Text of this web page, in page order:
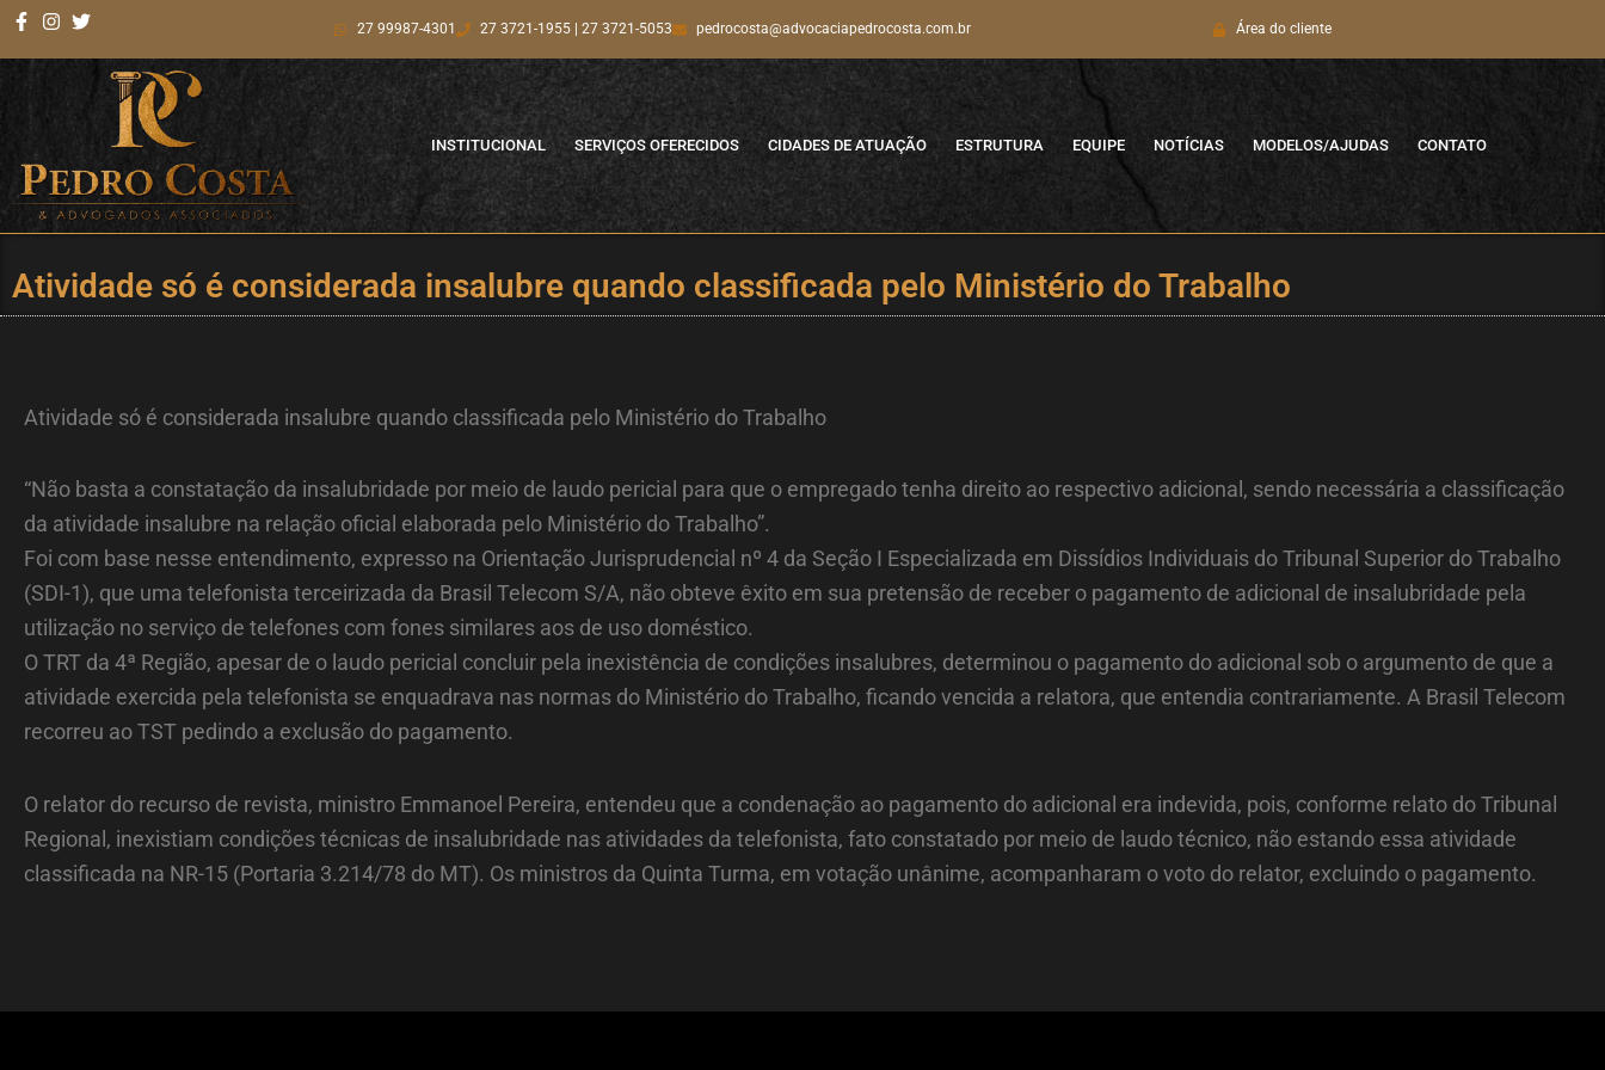
conteúdo
27 99987-4301 27 3721-1955 | 27 3721-5053 pedrocosta@advocaciapedrocosta.com.br Área do cliente
INSTITUCIONAL SERVIÇOS OFERECIDOS CIDADES DE ATUAÇÃO ESTRUTURA EQUIPE NOTÍCIAS MODELOS/AJUDAS CONTATO
Atividade só é considerada insalubre quando classificada pelo Ministério do Trabalho
Atividade só é considerada insalubre quando classificada pelo Ministério do Trabalho
“Não basta a constatação da insalubridade por meio de laudo pericial para que o empregado tenha direito ao respectivo adicional, sendo necessária a classificação
da atividade insalubre na relação oficial elaborada pelo Ministério do Trabalho”.
Foi com base nesse entendimento, expresso na Orientação Jurisprudencial nº 4 da Seção I Especializada em Dissídios Individuais do Tribunal Superior do Trabalho
(SDI-1), que uma telefonista terceirizada da Brasil Telecom S/A, não obteve êxito em sua pretensão de receber o pagamento de adicional de insalubridade pela
utilização no serviço de telefones com fones similares aos de uso doméstico.
O TRT da 4ª Região, apesar de o laudo pericial concluir pela inexistência de condições insalubres, determinou o pagamento do adicional sob o argumento de que a
atividade exercida pela telefonista se enquadrava nas normas do Ministério do Trabalho, ficando vencida a relatora, que entendia contrariamente. A Brasil Telecom
recorreu ao TST pedindo a exclusão do pagamento.
O relator do recurso de revista, ministro Emmanoel Pereira, entendeu que a condenação ao pagamento do adicional era indevida, pois, conforme relato do Tribunal
Regional, inexistiam condições técnicas de insalubridade nas atividades da telefonista, fato constatado por meio de laudo técnico, não estando essa atividade
classificada na NR-15 (Portaria 3.214/78 do MT). Os ministros da Quinta Turma, em votação unânime, acompanharam o voto do relator, excluindo o pagamento.